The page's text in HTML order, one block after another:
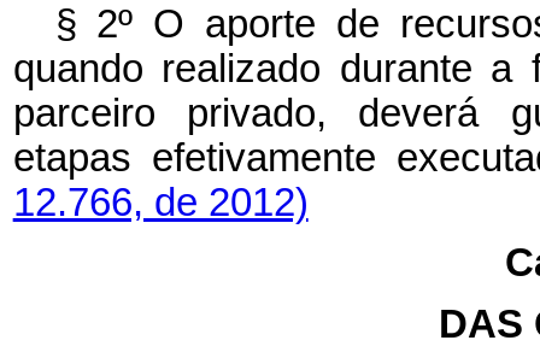
§ 2º O aporte de
quando realizado durante
parceiro privado, deverá
etapas efetivamente
12.766, de 2012)
DAS